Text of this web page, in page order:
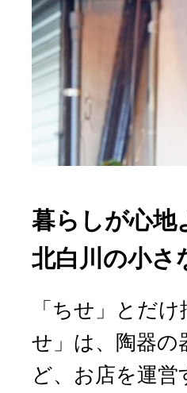
暮らしが心地
北白川の小さ
「ちせ」とだ
せ」は、陶器
ど、お店を運営